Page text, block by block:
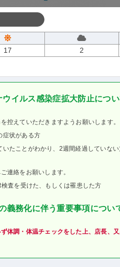
17 2
ウイルス感染症拡大防止につ
控えていただきますようお願いします。
症状がある方
たことがわかり、2週間経過していな
連絡をお願いします。
査を受けた、もしくは罹患した方
義務化に伴う重要事項につい
体調・体温チェックをした上、店長、